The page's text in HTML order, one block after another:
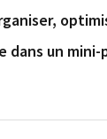
dans un